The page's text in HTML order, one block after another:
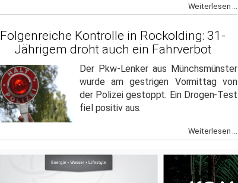
Weiterlesen ...
Folgenreiche Kontrolle in Rockolding: 31-
Jährigem droht auch ein Fahrverbot
Der Pkw-Lenker aus Münchsmünster
wurde am gestrigen Vormittag von
der Polizei gestoppt. Ein Drogen-Test
fiel positiv aus.
Weiterlesen ...